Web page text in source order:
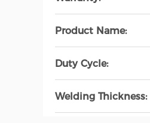
Product Name:
Duty Cycle:
Welding Thickness: